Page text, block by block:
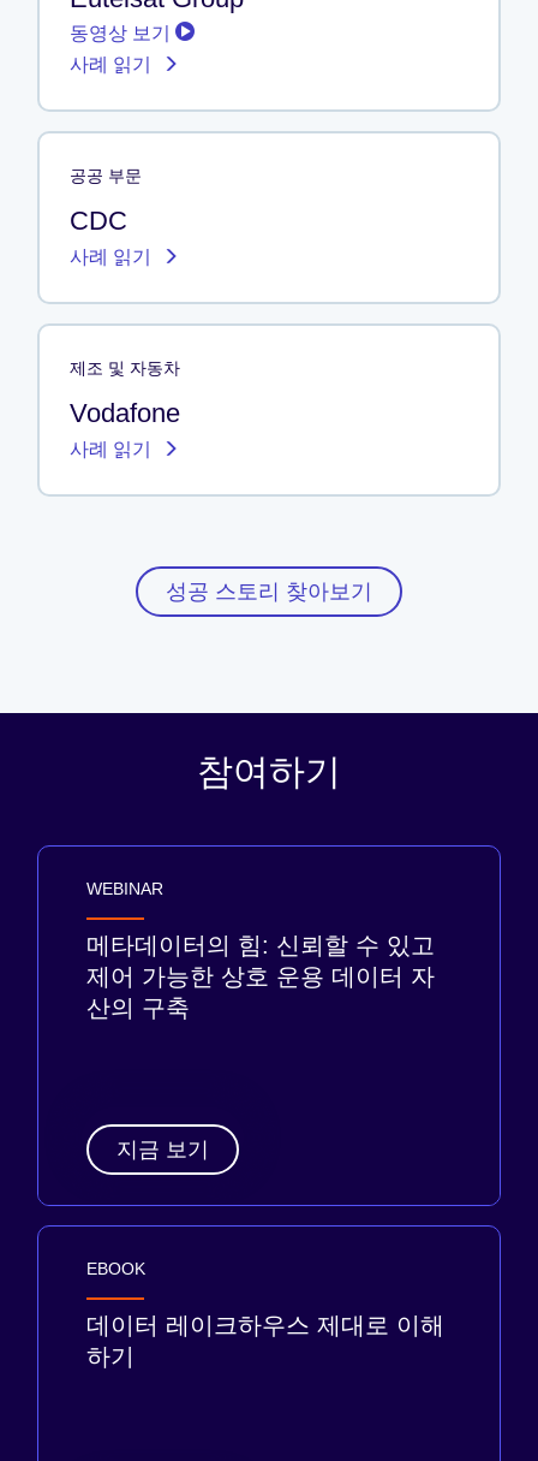
동영상 보기
사례 읽기
공공 부문
CDC
사례 읽기
제조 및 자동차
Vodafone
사례 읽기
성공 스토리 찾아보기
참여하기
WEBINAR
메타데이터의 힘: 신뢰할 수 있고
제어 가능한 상호 운용 데이터 자
산의 구축
지금 보기
EBOOK
데이터 레이크하우스 제대로 이해
하기